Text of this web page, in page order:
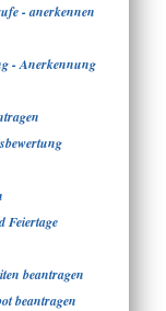
- anerkennen
- Anerkennung
Feiertage
beantragen
beantragen